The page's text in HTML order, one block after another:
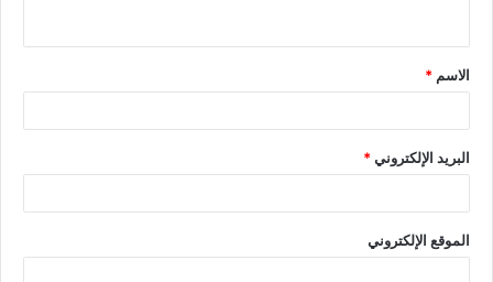
الاسم *
البريد الإلكتروني*
الموقع الإلكتروني